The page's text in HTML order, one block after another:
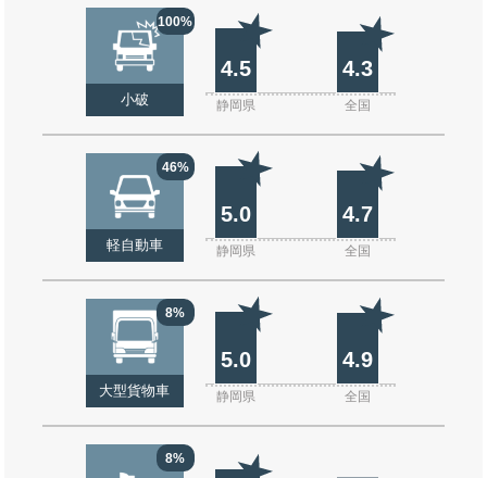
100%
小破
4.5 4.3
静岡県 全国
46%
軽自動車
5.0 4.7
静岡県 全国
8%
大型貨物車
5.0 4.9
静岡県 全国
8%